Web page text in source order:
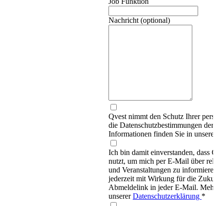
Nachricht (optional)
Qvest nimmt den Schutz Ihrer
die Datenschutzbestimmungen
Informationen finden Sie in
Ich bin damit einverstanden, dass
nutzt, um mich per E-Mail über
und Veranstaltungen zu
jederzeit mit Wirkung für die
Abmeldelink in jeder E-Mail.
unsererDatenschutzerklärung *